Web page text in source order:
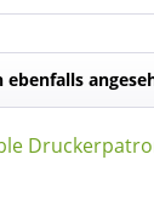
ebenfalls